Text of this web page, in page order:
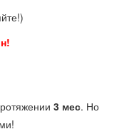
3 мес. Но